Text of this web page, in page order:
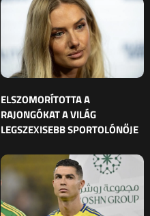
ELSZOMORÍTOTTA A
RAJONGÓKAT A VILÁG
LEGSZEXISEBB SPORTOLÓNŐJE